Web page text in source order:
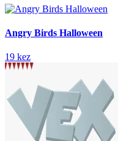
Angry Birds Halloween
19 kez